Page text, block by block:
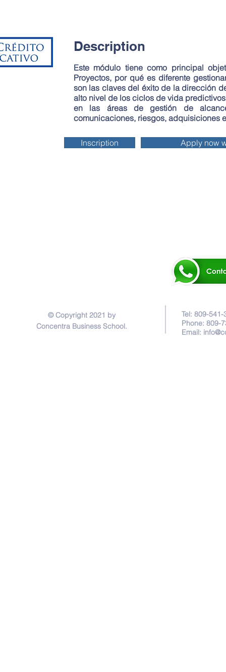
Description
Este módulo tiene como principal
Proyectos, por qué es diferente
son las claves del éxito de la dirección
alto nivel de los ciclos de vida
en las áreas de gestión de
comunicaciones, riesgos, adquisiciones
Inscription Apply now
© Copyright 2021 by
Concentra Business School.
Tel: 809-541-
Phone: 809-
Email: